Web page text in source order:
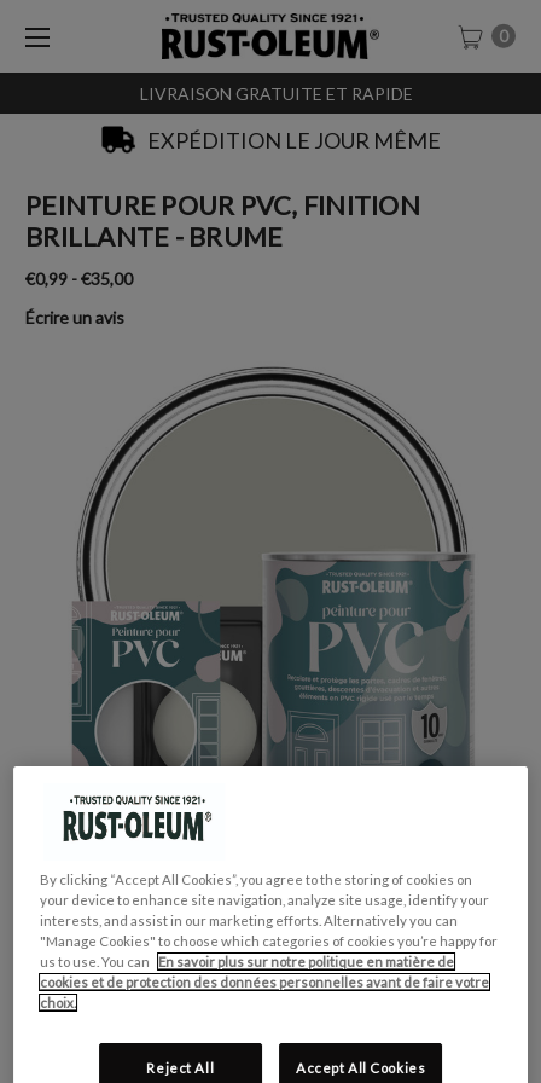
LIVRAISON GRATUITE ET RAPIDE
0
EXPÉDITION LE JOUR MÊME
PEINTURE POUR PVC, FINITION
BRILLANTE - BRUME
€0,99 - €35,00
Écrire un avis
GROUPE DE COULEUR: Gris
By clicking “Accept All Cookies”, you agree to the storing of cookies on
your device to enhance site navigation, analyze site usage, identify your
interests, and assist in our marketing efforts. Alternatively you can
"Manage Cookies" to choose which categories of cookies you’re happy for
us to use. You can
En savoir plus sur notre politique en matière de
cookies et de protection des données personnelles avant de faire votre
choix.
Reject All Accept All Cookies